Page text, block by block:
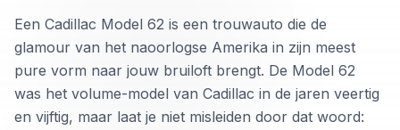
Een Cadillac Model 62 is een trouwauto die de
glamour van het naoorlogse Amerika in zijn meest
pure vorm naar jouw bruiloft brengt. De Model 62
was het volume-model van Cadillac in de jaren veertig
en vijftig, maar laat je niet misleiden door dat woord: